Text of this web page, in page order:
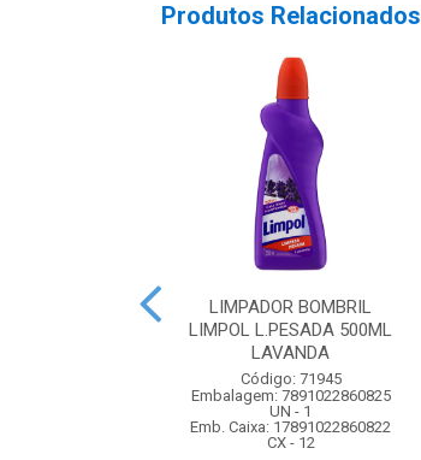
Produtos Relacionados
LIMPADOR BOMBRIL
LIMPOL L.PESADA 500ML
LAVANDA
Código: 71945
Embalagem: 7891022860825
UN - 1
Emb. Caixa: 17891022860822
CX - 12